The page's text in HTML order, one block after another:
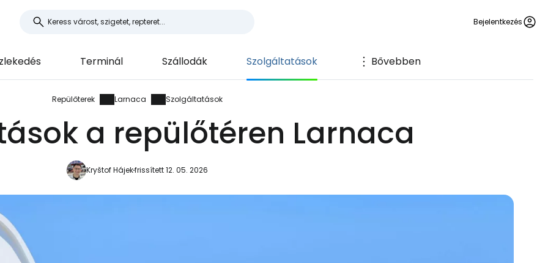
Bejelentkezés
Terminál Szállodák Szolgáltatások Bővebben
Repülőterek Larnaca Szolgáltatások
a repülőtéren Larnaca
Kryštof Hájekfrissített 12. 05. 2026